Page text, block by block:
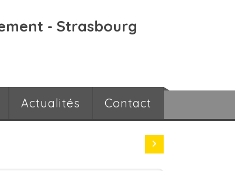
- Strasbourg
Actualités Contact